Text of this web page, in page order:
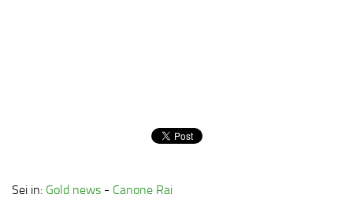
Sei in: Gold news - Canone Rai